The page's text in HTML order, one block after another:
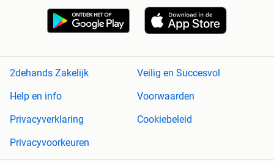
2dehands Zakelijk
Veilig en Succesvol
Help en info
Voorwaarden
Privacyverklaring
Cookiebeleid
Privacyvoorkeuren